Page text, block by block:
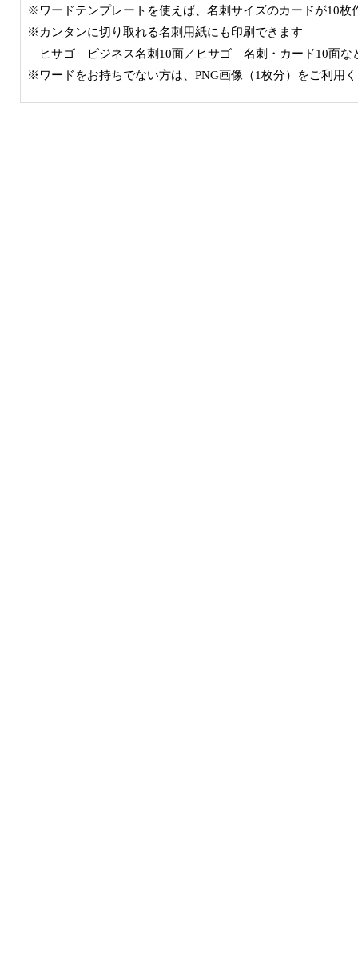
※ワードテンプレートを使えば、名刺サイズのカードが10枚
※カンタンに切り取れる名刺用紙にも印刷できます
ヒサゴ ビジネス名刺10面／ヒサゴ 名刺・カード10面な
※ワードをお持ちでない方は、PNG画像（1枚分）をご利用